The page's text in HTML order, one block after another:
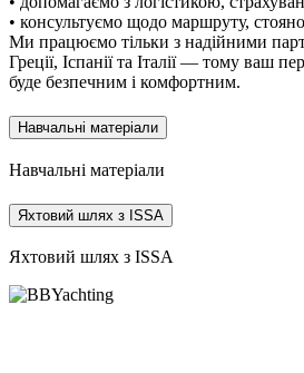
• консультуємо щодо маршруту,
Ми працюємо тільки з надійними
Греції, Іспанії та Італії — тому ваш
буде безпечним і комфортним.
Навчальні матеріали
Навчальні матеріали
Яхтовий шлях з ISSA
Яхтовий шлях з ISSA